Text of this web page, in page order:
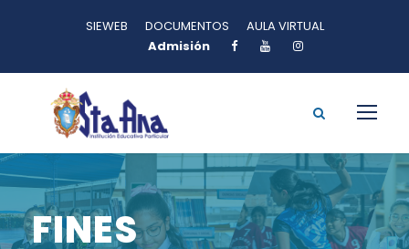
SIEWEB DOCUMENTOS
AULA VIRTUAL
Admisión
FINES